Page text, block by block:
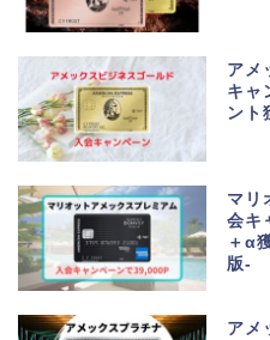
アメ
キャ
ント
マリ
会キ
＋α
版-
アメ